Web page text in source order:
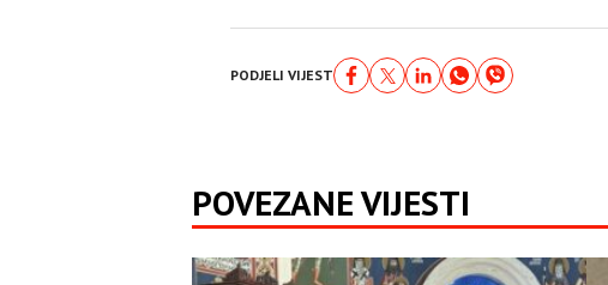
PODJELI VIJEST
POVEZANE VIJESTI